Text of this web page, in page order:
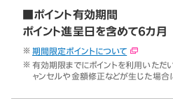
■ポイント有効期間
ポイント進呈日を含めて6カ月
期間限定ポイントについて
有効期限までにポイントを利用いただ
ャンセルや金額修正などが生じた場合